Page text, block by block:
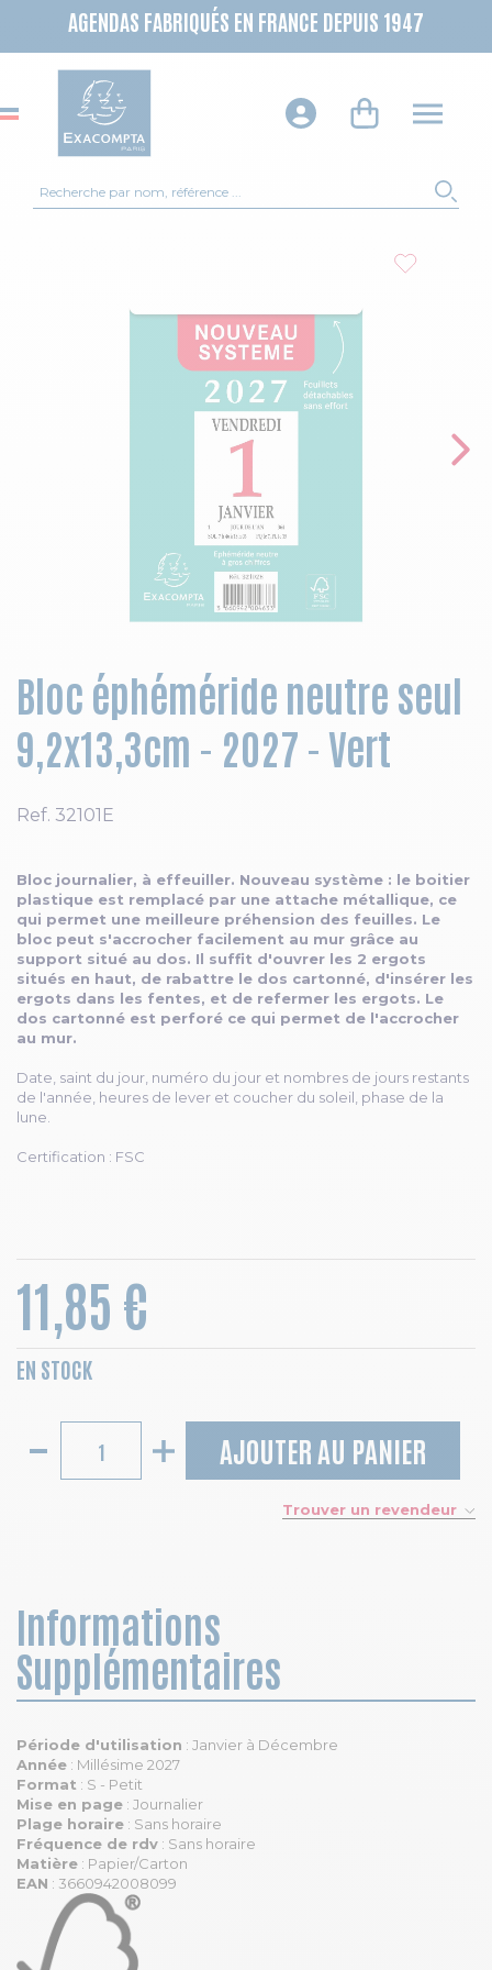
AGENDAS FABRIQUÉS EN FRANCE DEPUIS 1947
Bloc éphéméride neutre seul
9,2x13,3cm - 2027 - Vert
Ref. 32101E
Bloc journalier, à effeuiller. Nouveau système : le boitier
plastique est remplacé par une attache métallique, ce
qui permet une meilleure préhension des feuilles. Le
bloc peut s'accrocher facilement au mur grâce au
support situé au dos. Il suffit d'ouvrer les 2 ergots
situés en haut, de rabattre le dos cartonné, d'insérer les
ergots dans les fentes, et de refermer les ergots. Le
dos cartonné est perforé ce qui permet de l'accrocher
au mur.
Date, saint du jour, numéro du jour et nombres de jours restants
de l'année, heures de lever et coucher du soleil, phase de la
lune.
Certification : FSC
11,85 €
EN STOCK
AJOUTER AU PANIER
Trouver un revendeur
Informations
Supplémentaires
Période d'utilisation : Janvier à Décembre
Année : Millésime 2027
Format : S - Petit
Mise en page : Journalier
Plage horaire : Sans horaire
Fréquence de rdv : Sans horaire
Matière : Papier/Carton
EAN : 3660942008099